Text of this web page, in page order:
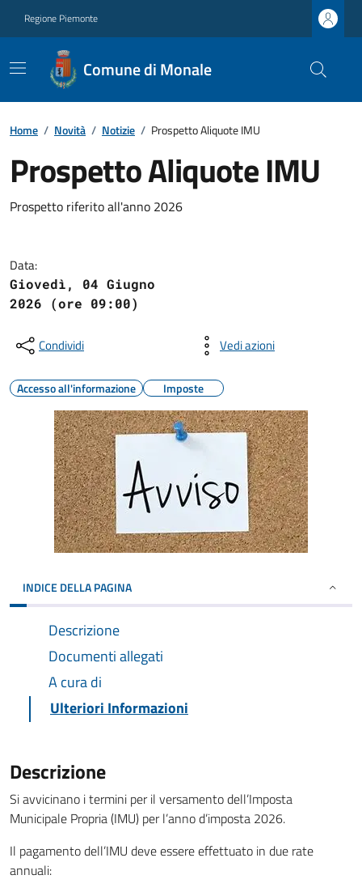
Regione Piemonte
Comune di Monale
Home / Novità / Notizie / Prospetto Aliquote IMU
Prospetto Aliquote IMU
Prospetto riferito all'anno 2026
Data:
Giovedì, 04 Giugno
2026 (ore 09:00)
Condividi Vedi azioni
Accesso all'informazione Imposte
INDICE DELLA PAGINA
Descrizione
Documenti allegati
A cura di
Ulteriori Informazioni
Descrizione
Si avvicinano i termini per il versamento dell’Imposta
Municipale Propria (IMU) per l’anno d’imposta 2026.
Il pagamento dell’IMU deve essere effettuato in due rate
annuali: